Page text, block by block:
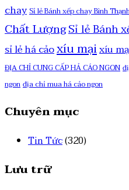
chaySỉ lẻ Bánh xếp chay Bình
Chất LượngSỉ lẻ Bánh
sỉ lẻ há cảoxíu mạixíu
ĐỊA CHỈ CUNG CẤP HẢ CÁO NGON
ngonđịa chỉ mua há cảo ngon
Chuyên mục
Tin Tức(320)
Lưu trữ